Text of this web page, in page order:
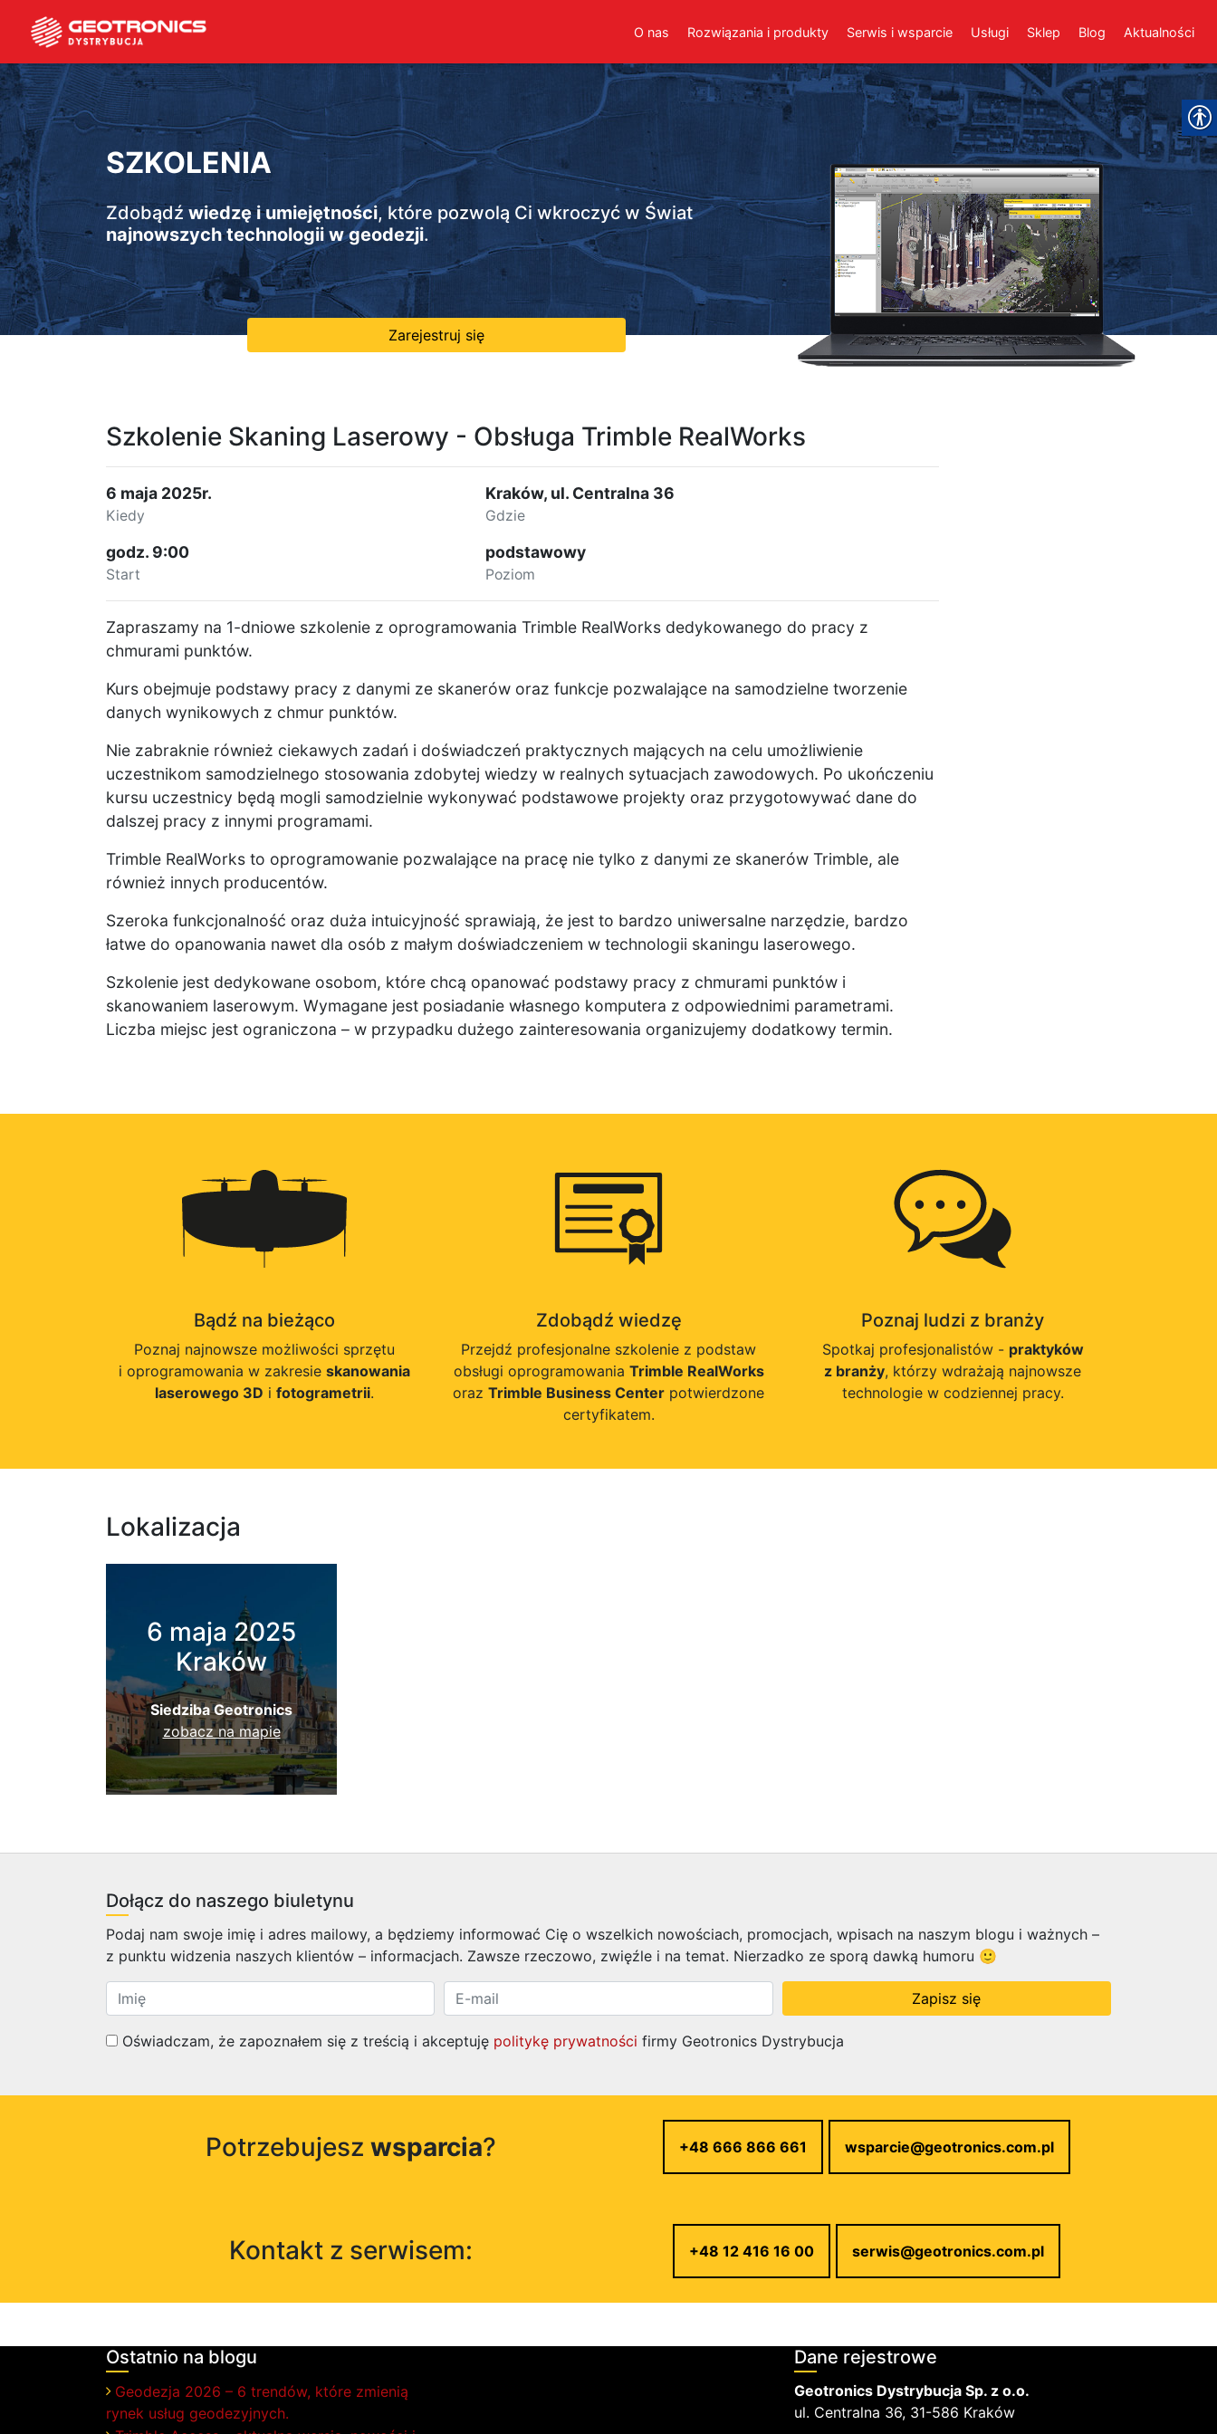
O nas Rozwiązania i produkty Serwis i wsparcie Usługi Sklep Blog Aktualności
SZKOLENIA
Zdobądź wiedzę i umiejętności, które pozwolą Ci wkroczyć w Świat
najnowszych technologii w geodezji.
Zarejestruj się
Szkolenie Skaning Laserowy - Obsługa Trimble RealWorks
6 maja 2025r.
Kiedy
Kraków, ul. Centralna 36
Gdzie
godz. 9:00
Start
podstawowy
Poziom
Zapraszamy na 1-dniowe szkolenie z oprogramowania Trimble RealWorks dedykowanego do pracy z
chmurami punktów.
Kurs obejmuje podstawy pracy z danymi ze skanerów oraz funkcje pozwalające na samodzielne tworzenie
danych wynikowych z chmur punktów.
Nie zabraknie również ciekawych zadań i doświadczeń praktycznych mających na celu umożliwienie
uczestnikom samodzielnego stosowania zdobytej wiedzy w realnych sytuacjach zawodowych. Po ukończeniu
kursu uczestnicy będą mogli samodzielnie wykonywać podstawowe projekty oraz przygotowywać dane do
dalszej pracy z innymi programami.
Trimble RealWorks to oprogramowanie pozwalające na pracę nie tylko z danymi ze skanerów Trimble, ale
również innych producentów.
Szeroka funkcjonalność oraz duża intuicyjność sprawiają, że jest to bardzo uniwersalne narzędzie, bardzo
łatwe do opanowania nawet dla osób z małym doświadczeniem w technologii skaningu laserowego.
Szkolenie jest dedykowane osobom, które chcą opanować podstawy pracy z chmurami punktów i
skanowaniem laserowym. Wymagane jest posiadanie własnego komputera z odpowiednimi parametrami.
Liczba miejsc jest ograniczona – w przypadku dużego zainteresowania organizujemy dodatkowy termin.
Bądź na bieżąco
Poznaj najnowsze możliwości sprzętu
i oprogramowania w zakresie skanowania
laserowego 3D i fotogrametrii.
Zdobądź wiedzę
Przejdź profesjonalne szkolenie z podstaw
obsługi oprogramowania Trimble RealWorks
oraz Trimble Business Center potwierdzone
certyfikatem.
Poznaj ludzi z branży
Spotkaj profesjonalistów - praktyków
z branży, którzy wdrażają najnowsze
technologie w codziennej pracy.
Lokalizacja
6 maja 2025
Kraków
Siedziba Geotronics
zobacz na mapie
Dołącz do naszego biuletynu
Podaj nam swoje imię i adres mailowy, a będziemy informować Cię o wszelkich nowościach, promocjach, wpisach na naszym blogu i ważnych –
z punktu widzenia naszych klientów – informacjach. Zawsze rzeczowo, zwięźle i na temat. Nierzadko ze sporą dawką humoru 🙂
Oświadczam, że zapoznałem się z treścią i akceptuję politykę prywatności firmy Geotronics Dystrybucja
Potrzebujesz wsparcia? +48 666 866 661 wsparcie@geotronics.com.pl
Kontakt z serwisem: +48 12 416 16 00 serwis@geotronics.com.pl
Ostatnio na blogu
Geodezja 2026 – 6 trendów, które zmienią
rynek usług geodezyjnych.
Dane rejestrowe
Geotronics Dystrybucja Sp. z o.o.
ul. Centralna 36, 31-586 Kraków